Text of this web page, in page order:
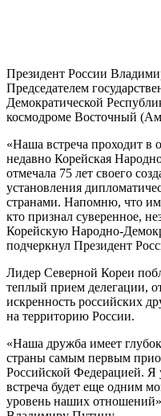
Президент России
Председателем
Демократической
космодроме Восточный
«Наша встреча проходит в
недавно Корейская
отмечала 75 лет своего
установления
странами. Напомню, что
кто признал суверенное,
Корейскую Народно-
подчеркнул Президент
Лидер Северной Кореи
теплый прием делегации,
искренность российских
на территорию России.
«Наша дружба имеет
страны самым первым
Российской Федерацией. Я
встреча будет еще одним
уровень наших